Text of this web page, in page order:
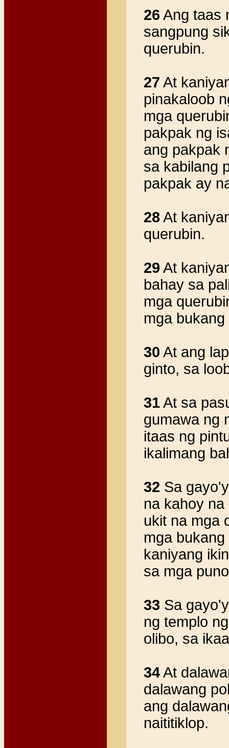
26 Ang taas
sangpung
querubin.
27 At
pinakaloob
mga
pakpak ng
ang pakpak
sa kabilang
pakpak ay
28At
querubin.
29 At
bahay sa
mga
mga
30 At ang
ginto, sa
31At sa
gumawa ng
itaas ng
ikalimang
32 Sa
na kahoy
ukit na mga
mga
kaniyang
sa mga
33 Sa
ng templo
olibo, sa
34At
dalawang
ang
naititiklop.